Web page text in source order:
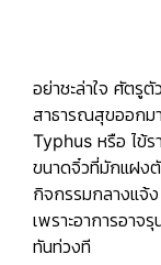
อย่าชะล่าใจ ศัตรูตั
สาธารณสุขออกมา
Typhus หรือ ไข้
ขนาดจิ๋วที่มักแฝงตั
กิจกรรมกลางแจ้ง
เพราะอาการอาจ
ทันท่วงที